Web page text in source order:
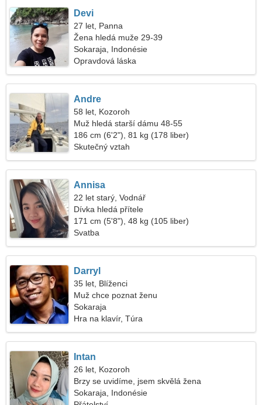
Devi
27 let, Panna
Žena hledá muže 29-39
Sokaraja, Indonésie
Opravdová láska
Andre
58 let, Kozoroh
Muž hledá starší dámu 48-55
186 cm (6'2"), 81 kg (178 liber)
Skutečný vztah
Annisa
22 let starý, Vodnář
Dívka hledá přítele
171 cm (5'8"), 48 kg (105 liber)
Svatba
Darryl
35 let, Blíženci
Muž chce poznat ženu
Sokaraja
Hra na klavír, Túra
Intan
26 let, Kozoroh
Brzy se uvidíme, jsem skvělá žena
Sokaraja, Indonésie